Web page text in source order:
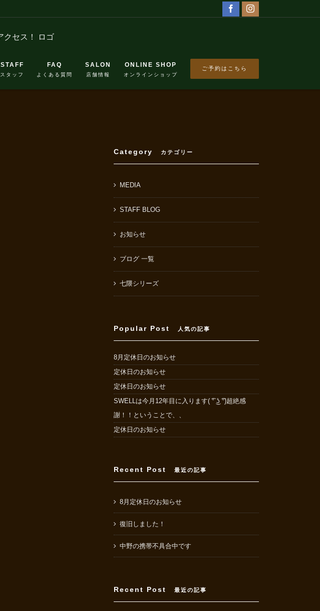
STAFF
スタッフ
FAQ
よくある質問
SALON
店舗情報
ONLINE SHOP
オンラインショップ
CONTACT
ご予約はこちら
Category カテゴリー
MEDIA
STAFF BLOG
お知らせ
ブログ 一覧
七隈シリーズ
Popular Post 人気の記事
8月定休日のお知らせ
定休日のお知らせ
定休日のお知らせ
SWELLは今月12年目に入ります( ͡° ͜ʖ ͡°)超絶感
謝！！ということで、、
定休日のお知らせ
Recent Post 最近の記事
8月定休日のお知らせ
復旧しました！
中野の携帯不具合中です
Recent Post 最近の記事